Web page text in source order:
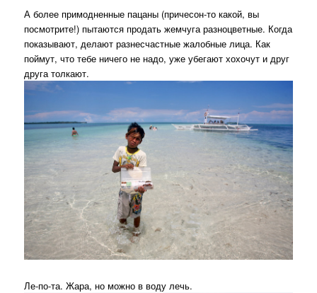
А более примодненные пацаны (причесон-то какой, вы
посмотрите!) пытаются продать жемчуга разноцветные. Когда
показывают, делают разнесчастные жалобные лица. Как
поймут, что тебе ничего не надо, уже убегают хохочут и друг
друга толкают.
Ле-по-та. Жара, но можно в воду лечь.